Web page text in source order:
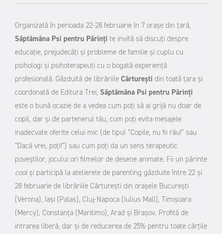
Organizată în perioada 22-28 februarie în 7 oraşe din ţară,
Săptămâna Psi pentru Părinţi te invită să discuţi despre
educaţie, prejudecăţi şi probleme de familie şi cuplu cu
psihologi şi psihoterapeuţi cu o bogată experienţă
profesională. Găzduită de librăriile Cărtureşti din toată ţara şi
coordonată de Editura Trei, Săptămâna Psi pentru Părinţi
este o bună ocazie de a vedea cum poţi să ai grijă nu doar de
copil, dar şi de partenerul tău, cum poţi evita mesajele
inadecvate oferite celui mic (de tipul ”Copile, nu fii rău!” sau
”Dacă vrei, poţi!”) sau cum poţi da un sens terapeutic
poveştilor, jocului ori filmelor de desene animate. Fii un părinte
coolşi participă la atelierele de parenting găzduite între 22 şi
28 februarie de librăriile Cărtureşti din oraşele Bucureşti
(Verona), Iaşi (Palas), Cluj-Napoca (Iulius Mall), Timişoara
(Mercy), Constanţa (Maritimo), Arad şi Braşov. Profită de
intrarea liberă, dar şi de reducerea de 25% pentru toate cărţile